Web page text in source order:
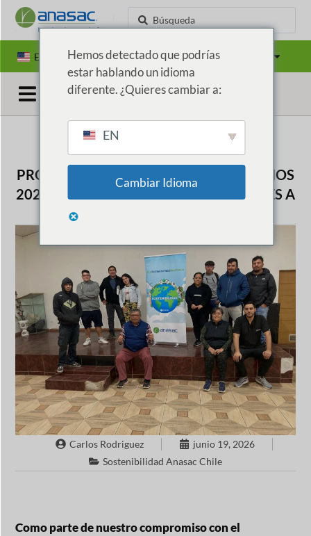
EN ES PT
PROGRAMA DE NIVELACIÓN DE ESTUDIOS
2026: PROMOVIENDO OPORTUNIDADES A
TRAVÉS DE LA EDUCACIÓN
Carlos Rodriguez
junio 19, 2026
Sostenibilidad Anasac Chile
Como parte de nuestro compromiso con el
Hemos detectado que podrías
estar hablando un idioma
diferente. ¿Quieres cambiar a:
EN
Cambiar Idioma